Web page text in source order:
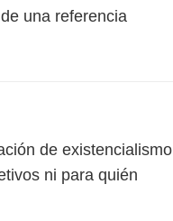
una referencia
de existencialismo
ni para quién